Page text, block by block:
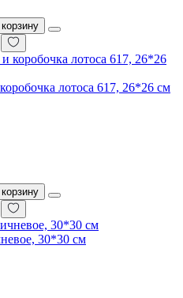
лотоса 617, 26*26 см
30*30 см